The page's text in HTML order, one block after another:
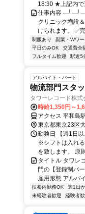
18:30 ★上記内で
仕事内容
クリニック増設
けられます。 ✅
制服あり 副業・Wワ
平日のみOK
交通費全
フルタイム歓迎
駅近5
アルバイト・パート
物流部門スタ
タワーレコード株
時給1,350円～
アクセス 平和島
東京都東京23区
勤務日 【週1日
※シフトは入れ
を致します。 原
タイトル タワレ
門の【登録制パ
雇用形態 アルバ
扶養内勤務OK 週1日
未経験者歓迎
経験者